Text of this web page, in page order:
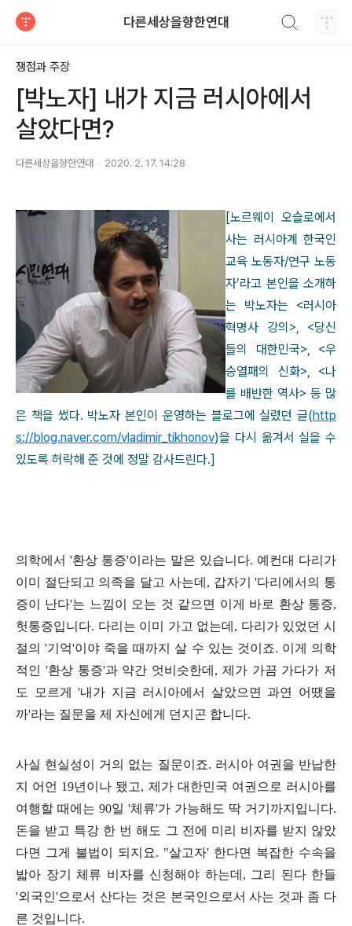
다른세상을향한연대
쟁점과 주장
[박노자] 내가 지금 러시아에서
살았다면?
다른세상을향한연대 2020. 2. 17. 14:28
[노르웨이 오슬로에서
사는 러시아계 한국인
교육 노동자/연구 노동
자’라고 본인을 소개하
는 박노자는 <러시아
혁명사 강의 >, <당신
들의 대한민국>, <우
승열패의 신화>, <나
를 배반한 역사> 등 많
은 책을 썼다. 박노자 본인이 운영하는 블로그에 실렸던 글(http
s://blog.naver.com/vladimir_tikhonov)을 다시 옮겨서 실을 수
있도록 허락해 준 것에 정말 감사드린다.]
의학에서 '환상 통증'이라는 말은 있습니다. 예컨대 다리가
이미 절단되고 의족을 달고 사는데 , 갑자기'다리에서의 통
증이 난다'는 느낌이 오는 것 같으면 이게 바로 환상 통증,
헛통증입니다. 다리는 이미 가고 없는데 , 다리가 있었던 시
절의'기억'이야 죽을 때까지 살 수 있는 것이죠. 이게 의학
적인 '환상 통증'과 약간 엇비슷한데 , 제가 가끔 가다가 저
도 모르게'내가 지금 러시아에서 살았으면 과연 어땠을
까'라는 질문을 제 자신에게 던지곤 합니다.
사실 현실성이 거의 없는 질문이죠. 러시아 여권을 반납한
지 어언 19년이나 됐고, 제가 대한민국 여권으로 러시아를
여행할 때에는 90일 '체류'가 가능해도 딱 거기까지입니다.
돈을 받고 특강 한 번 해도 그 전에 미리 비자를 받지 않았
다면 그게 불법이 되지요. "살고자' 한다면 복잡한 수속을
밟아 장기 체류 비자를 신청해야 하는데 , 그리 된다 한들
'외국인'으로서 산다는 것은 본국인으로서 사는 것과 좀 다
른 것입니다.